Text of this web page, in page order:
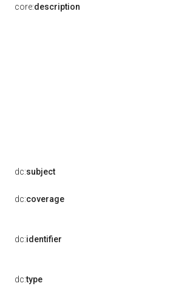
core:description
dc:subject
dc:coverage
dc:identifier
dc:type